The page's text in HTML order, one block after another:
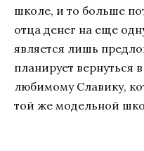
школе, и то больше
отца денег на еще
является лишь
планирует вернуться
любимому Славику,
той же модельной